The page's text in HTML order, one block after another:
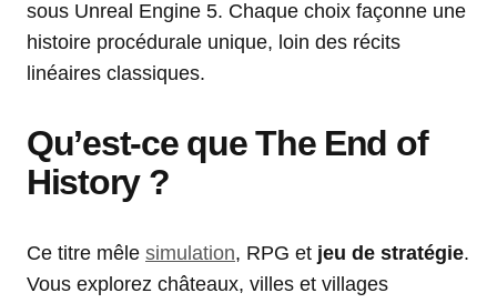
sous Unreal Engine 5. Chaque choix façonne une
histoire procédurale unique, loin des récits
linéaires classiques.
Qu’est-ce queThe End of
History?
Ce titre mêle simulation, RPG et jeu de stratégie.
Vous explorez châteaux, villes et villages